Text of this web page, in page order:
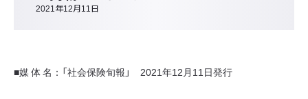
2021年12月11日
■媒 体 名：「社会保険旬報」 2021年12月11日発行